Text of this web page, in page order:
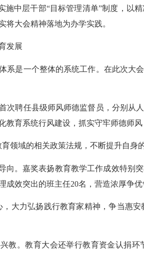
施中层干部“目标管理清单”制度，
将大会精神落地为办学实践。
发展
是一个整体的系统工作。在此次大会
聘任县级师风师德监督员，分别从人
教育系统行风建设，抓实守牢师德师
域的相关政策法规，不断提升自身
。嘉奖表扬教育教学工作成效特别突
成效突出的班主任20名，营造浓厚争优
力弘扬践行教育家精神，争当惠安
。教育大会还举行教育资金认捐环